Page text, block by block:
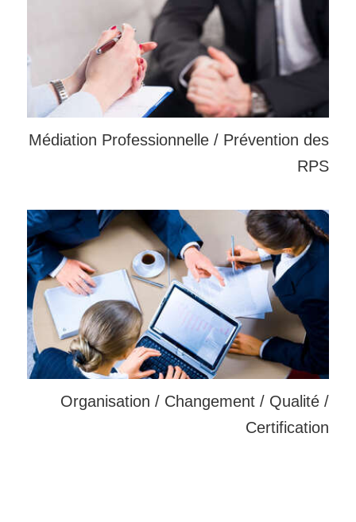
Médiation Professionnelle / Prévention des
RPS
Organisation / Changement / Qualité /
Certification